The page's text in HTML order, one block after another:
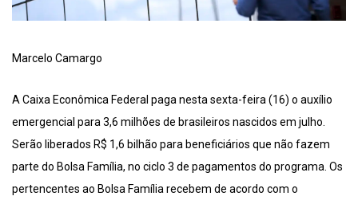
Marcelo Camargo
A Caixa Econômica Federal paga nesta sexta-feira (16) o auxílio
emergencial para 3,6 milhões de brasileiros nascidos em julho.
Serão liberados R$ 1,6 bilhão para beneficiários que não fazem
parte do Bolsa Família, no ciclo 3 de pagamentos do programa. Os
pertencentes ao Bolsa Família recebem de acordo com o